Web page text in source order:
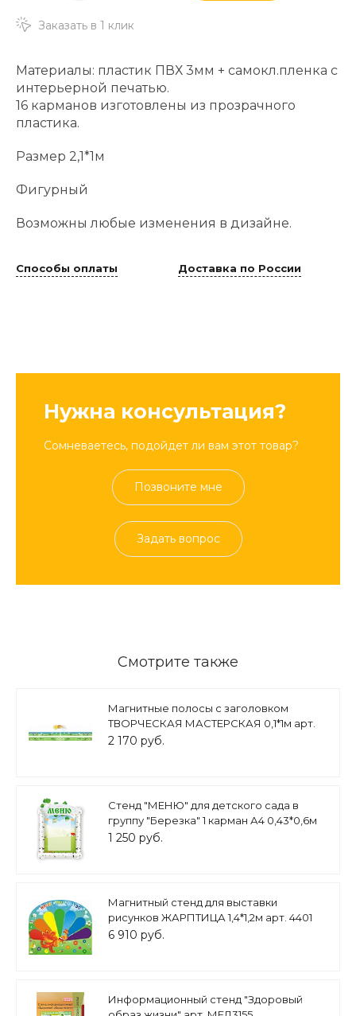
Заказать в 1 клик
Материалы: пластик ПВХ 3мм + самокл.пленка с
интерьерной печатью.
16 карманов изготовлены из прозрачного
пластика.
Размер 2,1*1м
Фигурный
Возможны любые изменения в дизайне.
Способы оплаты Доставка по России
Нужна консультация?
Сомневаетесь, подойдет ли вам этот товар?
Позвоните мне
Задать вопрос
Смотрите также
Магнитные полосы с заголовком
ТВОРЧЕСКАЯ МАСТЕРСКАЯ 0,1*1м арт.
5279
2 170 руб.
Стенд "МЕНЮ" для детского сада в
группу "Березка" 1 карман А4 0,43*0,6м
арт. ДС1101
1 250 руб.
Магнитный стенд для выставки
рисунков ЖАРПТИЦА 1,4*1,2м арт. 4401
6 910 руб.
Информационный стенд "Здоровый